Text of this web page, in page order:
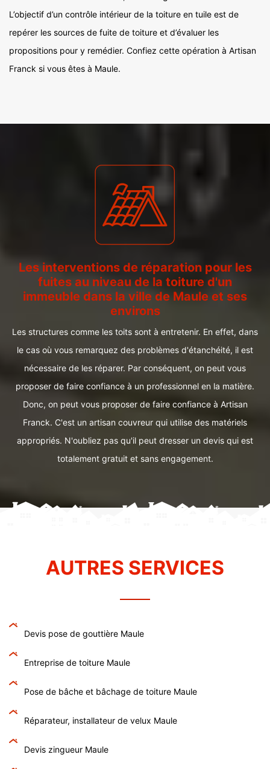
L’objectif d’un contrôle intérieur de la toiture en tuile est de
repérer les sources de fuite de toiture et d’évaluer les
propositions pour y remédier. Confiez cette opération à Artisan
Franck si vous êtes à Maule.
Les interventions de réparation pour les
fuites au niveau de la toiture d'un
immeuble dans la ville de Maule et ses
environs
Les structures comme les toits sont à entretenir. En effet, dans
le cas où vous remarquez des problèmes d'étanchéité, il est
nécessaire de les réparer. Par conséquent, on peut vous
proposer de faire confiance à un professionnel en la matière.
Donc, on peut vous proposer de faire confiance à Artisan
Franck. C'est un artisan couvreur qui utilise des matériels
appropriés. N'oubliez pas qu'il peut dresser un devis qui est
totalement gratuit et sans engagement.
AUTRES SERVICES
Devis pose de gouttière Maule
Entreprise de toiture Maule
Pose de bâche et bâchage de toiture Maule
Réparateur, installateur de velux Maule
Devis zingueur Maule